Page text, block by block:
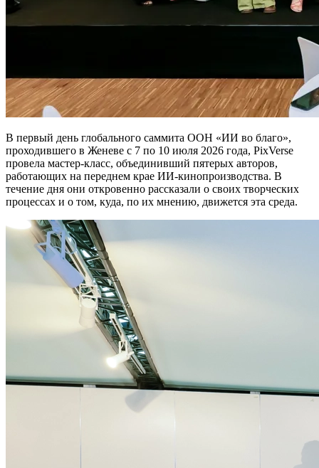
В первый день глобального саммита ООН «ИИ во благо»,
проходившего в Женеве с 7 по 10 июля 2026 года, PixVerse
провела мастер-класс, объединивший пятерых авторов,
работающих на переднем крае ИИ-кинопроизводства. В
течение дня они откровенно рассказали о своих творческих
процессах и о том, куда, по их мнению, движется эта среда.